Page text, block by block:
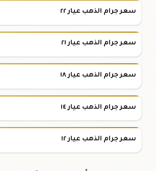
سعر جرام الذهب عيار ٢٢
سعر جرام الذهب عيار ٢١
سعر جرام الذهب عيار ١٨
سعر جرام الذهب عيار ١٤
سعر جرام الذهب عيار ١٢